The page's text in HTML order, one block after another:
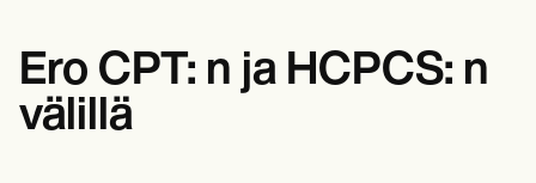
Ero CPT: n ja HCPCS: n
välillä